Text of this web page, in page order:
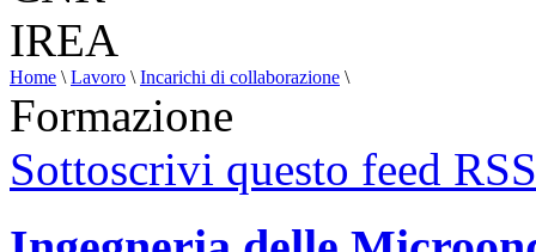
Home \ Lavoro \ Incarichi di collaborazione \
Formazione
Sottoscrivi questo feed RSS